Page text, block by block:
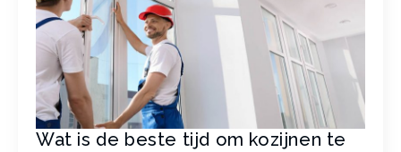
Wat is de beste tijd om kozijnen te